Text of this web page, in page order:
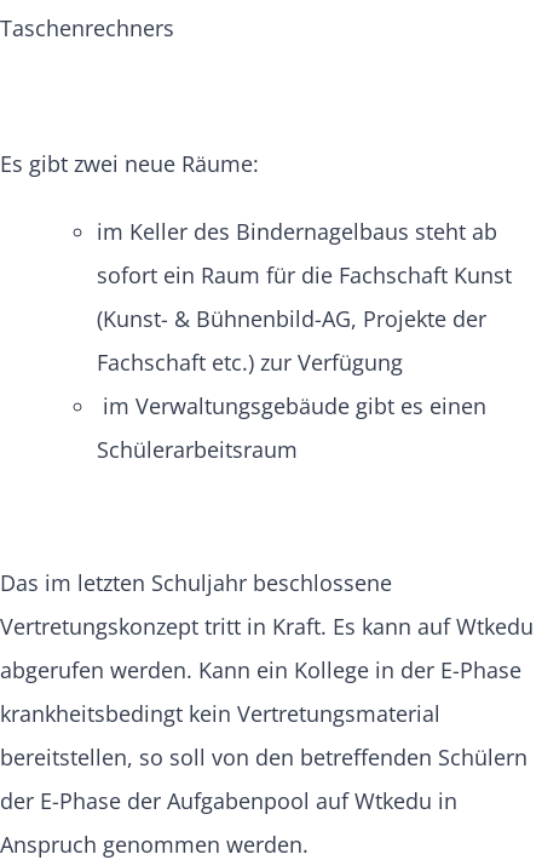
Taschenrechners
Es gibt zwei neue Räume:
im Keller des Bindernagelbaus steht ab
sofort ein Raum für die Fachschaft Kunst
(Kunst- & Bühnenbild-AG, Projekte der
Fachschaft etc.) zur Verfügung
im Verwaltungsgebäude gibt es einen
Schülerarbeitsraum
Das im letzten Schuljahr beschlossene
Vertretungskonzept tritt in Kraft. Es kann auf Wtkedu
abgerufen werden. Kann ein Kollege in der E-Phase
krankheitsbedingt kein Vertretungsmaterial
bereitstellen, so soll von den betreffenden Schülern
der E-Phase der Aufgabenpool auf Wtkedu in
Anspruch genommen werden.